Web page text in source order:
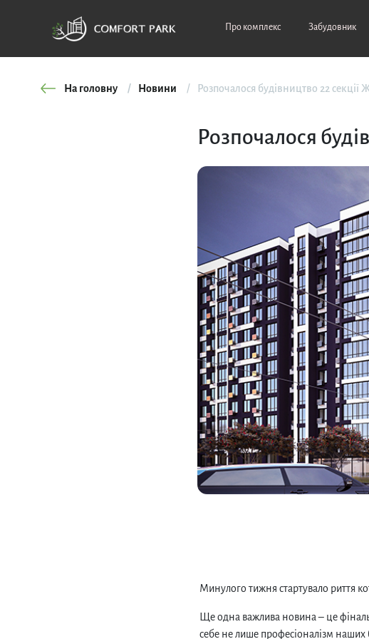
Про комплекс Забудовник
На головну Новини Розпочалося будівництво 22
Розпочалося
Минулого тижня стартувало риття
Ще одна важлива новина – це
себе не лише професіоналізм наших